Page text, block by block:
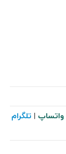
واتساپ | تلگرام